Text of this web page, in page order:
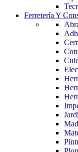
Ferretería Y